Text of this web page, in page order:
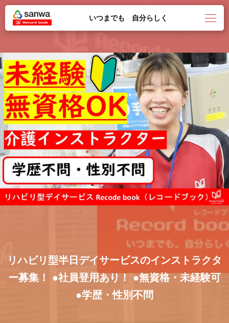
いつまでも 自分らしく
リハビリ型半日デイサービスのインストラクタ
ー募集！
●社員登用あり！●無資格・未経験可
●学歴・性別不問